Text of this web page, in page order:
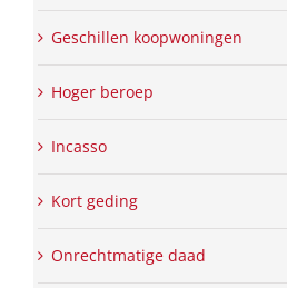
Geschillen koopwoningen
Hoger beroep
Incasso
Kort geding
Onrechtmatige daad